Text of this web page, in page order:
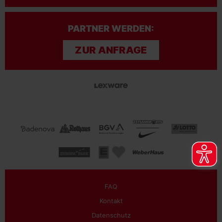
PARTNER WERDEN:
ZUR ANFRAGE
FAQ
Kontakt
Datenschutz